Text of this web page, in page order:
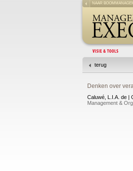
NAAR
terug
Denken over
Caluwé, L.I.A. de |
Management &